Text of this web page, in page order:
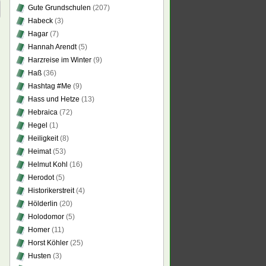
Gute Grundschulen (207)
Habeck (3)
Hagar (7)
Hannah Arendt(5)
Harzreise im Winter (9)
Haß (36)
Hashtag #Me (9)
Hass und Hetze (13)
Hebraica (72)
Hegel (1)
Heiligkeit(8)
Heimat(53)
Helmut Kohl (16)
Herodot(5)
Historikerstreit(4)
Hölderlin (20)
Holodomor (5)
Homer (11)
Horst Köhler (25)
Husten (3)